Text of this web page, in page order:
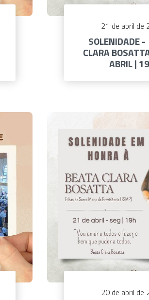
21 de abril de
SOLENIDADE
CLARA
ABRIL |
20 de abril de